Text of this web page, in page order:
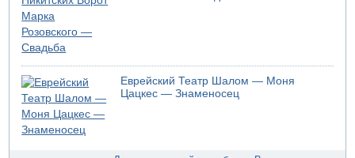
На севере Израиля на берег выбросило тело
05.08.2026 13:32
В России горят новые склады
05.08.2026 10:19
Хуситы сообщают об атаке по Саудовскому танкеру
05.08.2026 10:16
Левые активисты пытались ворваться в офис
"Религиозного сионизма"
Еврейский Театр Шалом — Моня
Цацкес — Знаменосец